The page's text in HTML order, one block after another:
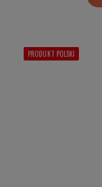
PRODUKT POLSKI